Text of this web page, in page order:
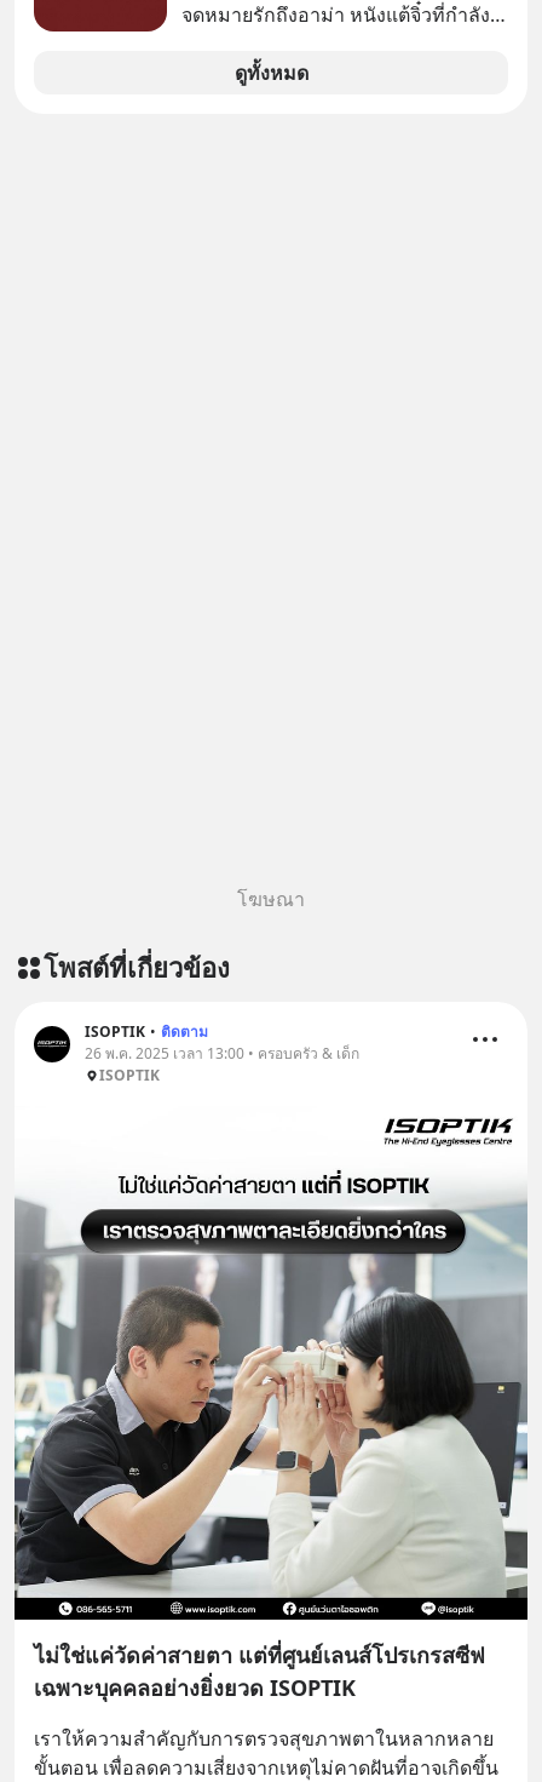
ทางอ้อม 100%
จดหมายรักถึงอาม่า หนังแต้จิ๋วที่กำลัง
ป๊าผมเห็นโปสเตอร์หนังเรื่องนี้หลาย
ดูทั้งหมด
โฆษณา
โพสต์ที่เกี่ยวข้อง
ISOPTIK • ติดตาม
26 พ.ค. 2025 เวลา 13:00 • ครอบครัว & เด็ก
ISOPTIK
ไม่ใช่แค่วัดค่าสายตา แต่ที่ศูนย์เลนส์โปรเกรสซีฟ
เฉพาะบุคคลอย่างยิ่งยวด ISOPTIK
เราให้ความสำคัญกับการตรวจสุขภาพตาในหลากหลาย
ขั้นตอน เพื่อลดความเสี่ยงจากเหตุไม่คาดฝันที่อาจเกิดขึ้น